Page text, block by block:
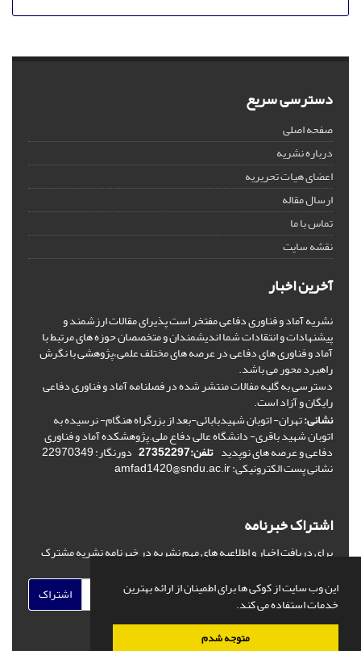
این وب سایت از کوکی ها برای اطمینان از ارائه بهترین
خدمات استفاده می کند.
متوجه شدم
دسترسی سریع
صفحه اصلی
درباره نشریه
اعضای هیات تحریریه
ارسال مقاله
تماس با ما
نقشه سایت
آخرین اخبار
نشریه آماد و فناوری دفاعی مفتخر است پذیرای مقالات ارزشمند و
پیشنهادات و انتقادات شما اندیشمندان و متخصصان حوزه های مرتبط با
آماد و فناوری های دفاعی در عرصه های مختلف علمی،پژوهشی با نگرش
راهبرد محور می باشد.
دسترسی به گلیه مفالات منتشر شده در فصلنامه آماد و فناوری دفاعی
رایگان و آزاد است.
نشانی:تهران- اتوبان شهیدبابائی-بعد از بزرگراه هنگام- نرسیده به
اتوبان شهید باقری- دانشگاه عالی دفاع ملی.پژوهشکده آماد و فناوری
دفاعی و عرصه های نوپدیدتلفن:27352297
نشانی پست الکترونیکی: amfad1420@sndu.ac.ir
اشتراک خبرنامه
برای دریافت اخبار و اطلاعیه های مهم نشریه در خبرنامه نشریه مشترک
اشتراک